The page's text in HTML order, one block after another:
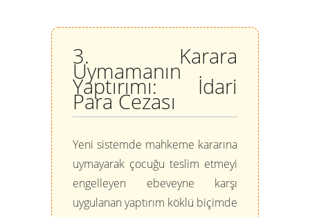
3. Karara
Uymamanın
Yaptırımı: İdari
Para Cezası
Yeni sistemde mahkeme kararına
uymayarak çocuğu teslim etmeyi
engelleyen ebeveyne karşı
uygulanan yaptırım köklü biçimde